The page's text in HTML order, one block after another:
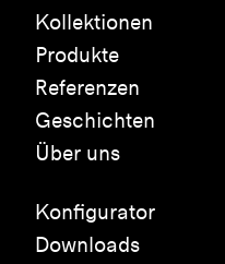
Kollektionen
Produkte
Referenzen
Geschichten
Über uns
Konfigurator
Downloads